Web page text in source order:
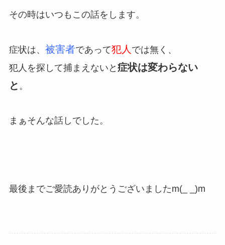
その時はいつもこの話をします。
症状は、 被害者であって犯人 では無く、
犯人を探して捕まえないと 症状は変わらない
と 。
まぁそんな話しでした。
最後までご愛読ありがとうございましたm(_ _)m